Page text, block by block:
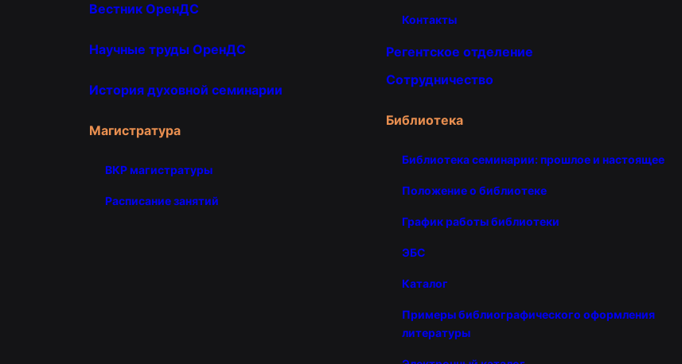
Вестник ОренДС
Научные труды ОренДС
История духовной семинарии
Магистратура
ВКР магистратуры
Расписание занятий
Контакты
Регентское отделение
Сотрудничество
Библиотека
Библиотека семинарии: прошлое и настоящее
Положение о библиотеке
График работы библиотеки
ЭБС
Каталог
Примеры библиографического оформления
литературы